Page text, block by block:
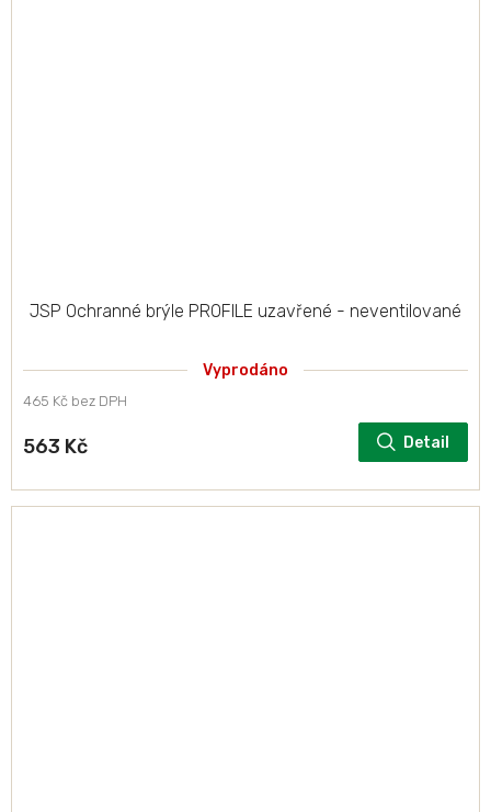
JSP Ochranné brýle PROFILE uzavřené - neventilované
Vyprodáno
465 Kč bez DPH
563 Kč Detail